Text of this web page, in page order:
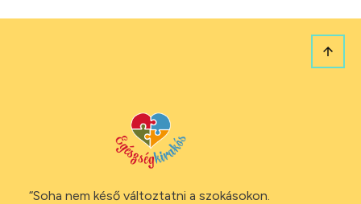
“Soha nem késő változtatni a szokásokon.